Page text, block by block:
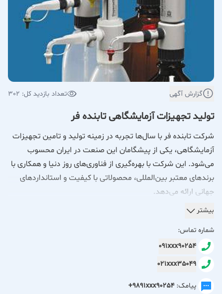
گزارش آگهی تعداد بازدید کل: 302
تولید تجهیزات آزمایشگاهی تابنده فر
شرکت تابنده فر با سال‌ها تجربه در زمینه تولید و تامین تجهیزات
آزمایشگاهی، یکی از پیشگامان این صنعت در ایران محسوب
می‌شود. این شرکت با بهره‌گیری از فناوری‌های روز دنیا و همکاری با
برندهای معتبر بین‌المللی، محصولاتی با کیفیت و استانداردهای
جهانی ارائه می‌دهد.
آزمایشگاهی شامل موارد زیر می‌شود:**
**تجهیزات حرارتی و محیط‌های کنترل شده:**
آون خلاء و ساده (فور)، انکوباتور (اتو)، شیکر انکوباتور، انکوباتور
بیشتر
شماره تماس:
091xxx90254
021xxx35049
پیامک: +9891xxx90254